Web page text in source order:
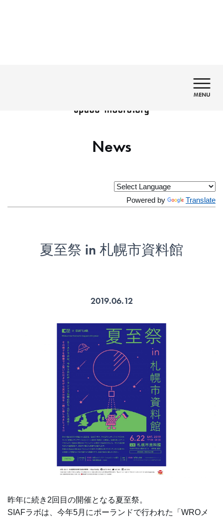
News
Powered by Translate
夏至祭 in 札幌市資料館
2019.06.12
昨年に続き2回目の開催となる夏至祭。
SIAFラボは、今年5月にポーランドで行われた「WROメ